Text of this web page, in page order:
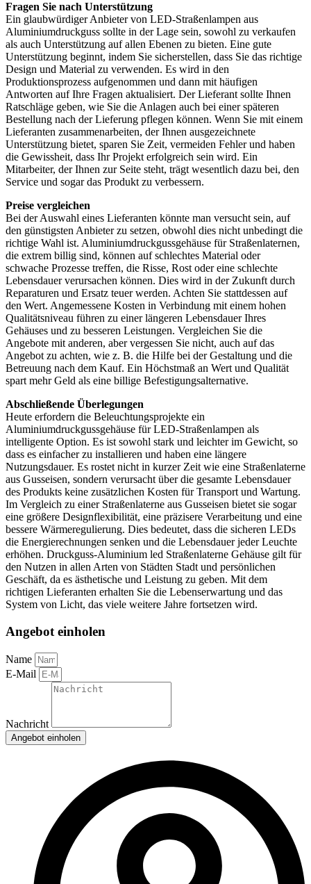
Fragen Sie nach Unterstützung
Ein glaubwürdiger Anbieter von LED-Straßenlampen aus
Aluminiumdruckguss sollte in der Lage sein, sowohl zu verkaufen
als auch Unterstützung auf allen Ebenen zu bieten. Eine gute
Unterstützung beginnt, indem Sie sicherstellen, dass Sie das richtige
Design und Material zu verwenden. Es wird in den
Produktionsprozess aufgenommen und dann mit häufigen
Antworten auf Ihre Fragen aktualisiert. Der Lieferant sollte Ihnen
Ratschläge geben, wie Sie die Anlagen auch bei einer späteren
Bestellung nach der Lieferung pflegen können. Wenn Sie mit einem
Lieferanten zusammenarbeiten, der Ihnen ausgezeichnete
Unterstützung bietet, sparen Sie Zeit, vermeiden Fehler und haben
die Gewissheit, dass Ihr Projekt erfolgreich sein wird. Ein
Mitarbeiter, der Ihnen zur Seite steht, trägt wesentlich dazu bei, den
Service und sogar das Produkt zu verbessern.
Preise vergleichen
Bei der Auswahl eines Lieferanten könnte man versucht sein, auf
den günstigsten Anbieter zu setzen, obwohl dies nicht unbedingt die
richtige Wahl ist. Aluminiumdruckgussgehäuse für Straßenlaternen,
die extrem billig sind, können auf schlechtes Material oder
schwache Prozesse treffen, die Risse, Rost oder eine schlechte
Lebensdauer verursachen können. Dies wird in der Zukunft durch
Reparaturen und Ersatz teuer werden. Achten Sie stattdessen auf
den Wert. Angemessene Kosten in Verbindung mit einem hohen
Qualitätsniveau führen zu einer längeren Lebensdauer Ihres
Gehäuses und zu besseren Leistungen. Vergleichen Sie die
Angebote mit anderen, aber vergessen Sie nicht, auch auf das
Angebot zu achten, wie z. B. die Hilfe bei der Gestaltung und die
Betreuung nach dem Kauf. Ein Höchstmaß an Wert und Qualität
spart mehr Geld als eine billige Befestigungsalternative.
Abschließende Überlegungen
Heute erfordern die Beleuchtungsprojekte ein
Aluminiumdruckgussgehäuse für LED-Straßenlampen als
intelligente Option. Es ist sowohl stark und leichter im Gewicht, so
dass es einfacher zu installieren und haben eine längere
Nutzungsdauer. Es rostet nicht in kurzer Zeit wie eine Straßenlaterne
aus Gusseisen, sondern verursacht über die gesamte Lebensdauer
des Produkts keine zusätzlichen Kosten für Transport und Wartung.
Im Vergleich zu einer Straßenlaterne aus Gusseisen bietet sie sogar
eine größere Designflexibilität, eine präzisere Verarbeitung und eine
bessere Wärmeregulierung. Dies bedeutet, dass die sicheren LEDs
die Energierechnungen senken und die Lebensdauer jeder Leuchte
erhöhen. Druckguss-Aluminium led Straßenlaterne Gehäuse gilt für
den Nutzen in allen Arten von Städten Stadt und persönlichen
Geschäft, da es ästhetische und Leistung zu geben. Mit dem
richtigen Lieferanten erhalten Sie die Lebenserwartung und das
System von Licht, das viele weitere Jahre fortsetzen wird.
Angebot einholen
Name
E-Mail
Nachricht
Angebot einholen